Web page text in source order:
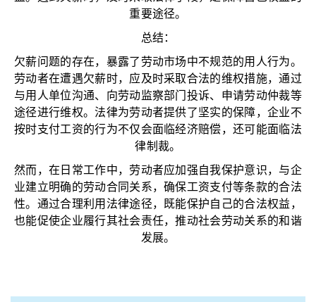
重要途径。
总结：
欠薪问题的存在，暴露了劳动市场中不规范的用人行为。
劳动者在遭遇欠薪时，应及时采取合法的维权措施，通过
与用人单位沟通、向劳动监察部门投诉、申请劳动仲裁等
途径进行维权。法律为劳动者提供了坚实的保障，企业不
按时支付工资的行为不仅会面临经济赔偿，还可能面临法
律制裁。
然而，在日常工作中，劳动者应加强自我保护意识，与企
业建立明确的劳动合同关系，确保工资支付等条款的合法
性。通过合理利用法律途径，既能保护自己的合法权益，
也能促使企业履行其社会责任，推动社会劳动关系的和谐
发展。